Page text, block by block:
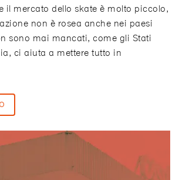
il mercato dello skate è molto piccolo,
non è rosea anche nei paesi
sono mai mancati, come gli Stati
ci aiuta a mettere tutto in